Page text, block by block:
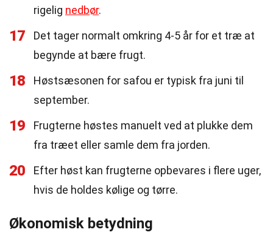
rigelig nedbør.
17
Det tager normalt omkring 4-5 år for et træ at
begynde at bære frugt.
18
Høstsæsonen for safou er typisk fra juni til
september.
19
Frugterne høstes manuelt ved at plukke dem
fra træet eller samle dem fra jorden.
20
Efter høst kan frugterne opbevares i flere uger,
hvis de holdes kølige og tørre.
Økonomisk betydning